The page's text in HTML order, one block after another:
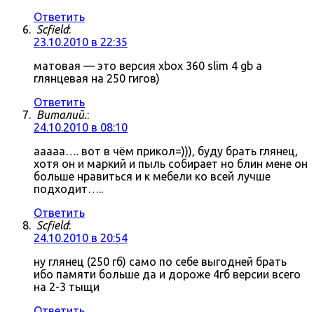
Ответить
Scfield:
23.10.2010 в 22:35
матовая — это версия xbox 360 slim 4 gb а
глянцевая на 250 гигов)
Ответить
Виталий.:
24.10.2010 в 08:10
ааааа…. вот в чём прикол=))), буду брать глянец,
хотя он и маркий и пыль собирает но блин мене он
больше нравиться и к мебели ко всей лучше
подходит…..
Ответить
Scfield:
24.10.2010 в 20:54
ну глянец (250 гб) само по себе выгодней брать
ибо памяти больше да и дороже 4гб версии всего
на 2-3 тыщи